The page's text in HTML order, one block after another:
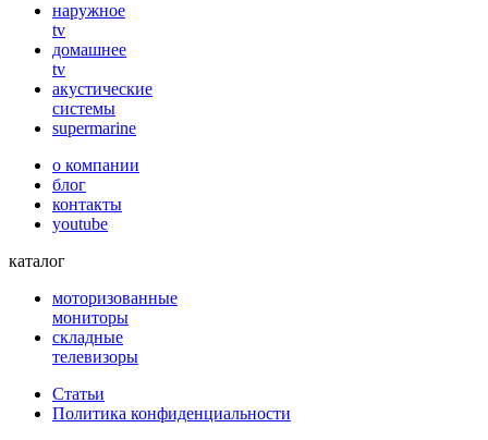
наружное
tv
домашнее
tv
акустические
системы
supermarine
о компании
блог
контакты
youtube
каталог
моторизованные
мониторы
складные
телевизоры
Статьи
Политика конфиденциальности